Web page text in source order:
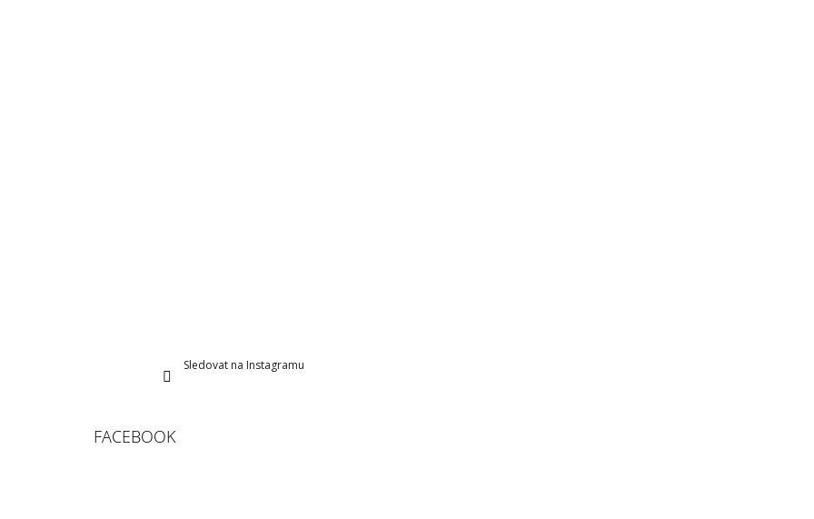
Sledovat na Instagramu
FACEBOOK